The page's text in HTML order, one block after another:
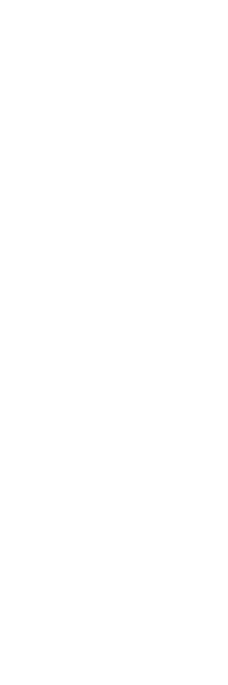
7/16.
termine, non sarà
a scelta tra: Edge /
ha una durata di 3 ore.
(per usi industriali e
reagiti;
attrezzature;
con
qualsiasi altro uso con
uso corretto e le loro